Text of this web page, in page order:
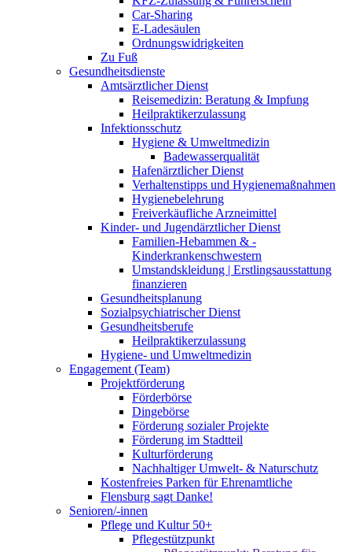
Car-Sharing
E-Ladesäulen
Ordnungswidrigkeiten
Zu Fuß
Gesundheitsdienste
Amtsärztlicher Dienst
Reisemedizin: Beratung & Impfung
Heilpraktikerzulassung
Infektionsschutz
Hygiene & Umweltmedizin
Badewasserqualität
Hafenärztlicher Dienst
Verhaltenstipps und Hygienemaßnahmen
Hygienebelehrung
Freiverkäufliche Arzneimittel
Kinder- und Jugendärztlicher Dienst
Familien-Hebammen & -
Kinderkrankenschwestern
Umstandskleidung | Erstlingsausstattung
finanzieren
Gesundheitsplanung
Sozialpsychiatrischer Dienst
Gesundheitsberufe
Heilpraktikerzulassung
Hygiene- und Umweltmedizin
Engagement (Team)
Projektförderung
Förderbörse
Dingebörse
Förderung sozialer Projekte
Förderung im Stadtteil
Kulturförderung
Nachhaltiger Umwelt- & Naturschutz
Kostenfreies Parken für Ehrenamtliche
Flensburg sagt Danke!
Senioren/-innen
Pflege und Kultur 50+
Pflegestützpunkt